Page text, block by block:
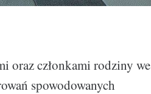
oraz członkami rodziny we
spowodowanych